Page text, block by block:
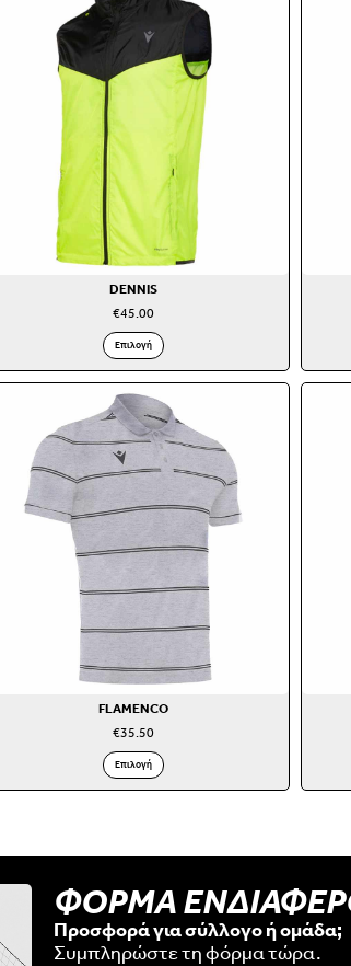
DENNIS
€45.00
Επιλογή
FLAMENCO
€35.50
Επιλογή
ΦΟΡΜΑ
Προσφορά για σύλλογο ή ομάδα;
Συμπληρώστε τη φόρμα τώρα.